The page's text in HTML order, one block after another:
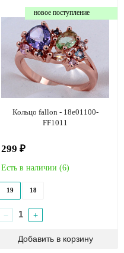
новое поступление
Кольцо fallon - 18e01100-
FF1011
299 ₽
Есть в наличии (6)
19 18
− +